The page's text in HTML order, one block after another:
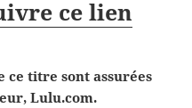
ce lien
ce titre sont assurées
Lulu.com.